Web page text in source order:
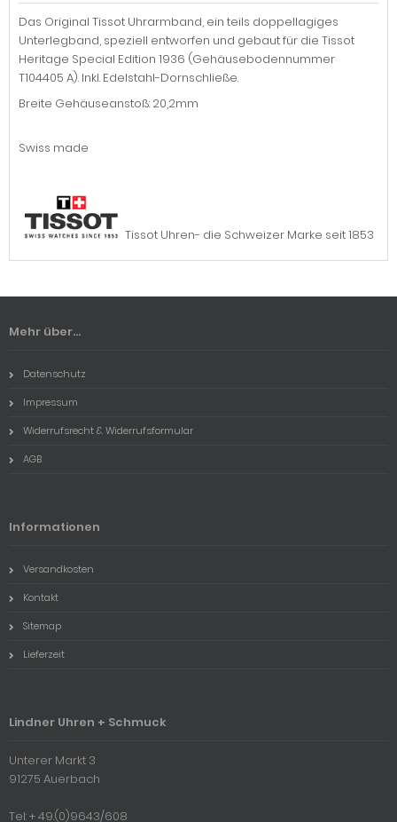
Das Original Tissot Uhrarmband, ein teils doppellagiges
Unterlegband, speziell entworfen und gebaut für die Tissot
Heritage Special Edition 1936 (Gehäusebodennummer
T104405 A). Inkl. Edelstahl-Dornschließe.
Breite Gehäuseanstoß: 20,2mm
Swiss made
Tissot Uhren- die Schweizer Marke seit 1853
Mehr über...
Datenschutz
Impressum
Widerrufsrecht & Widerrufsformular
AGB
Informationen
Versandkosten
Kontakt
Sitemap
Lieferzeit
Lindner Uhren + Schmuck
Unterer Markt 3
91275 Auerbach
Tel: + 49.(0)9643/608